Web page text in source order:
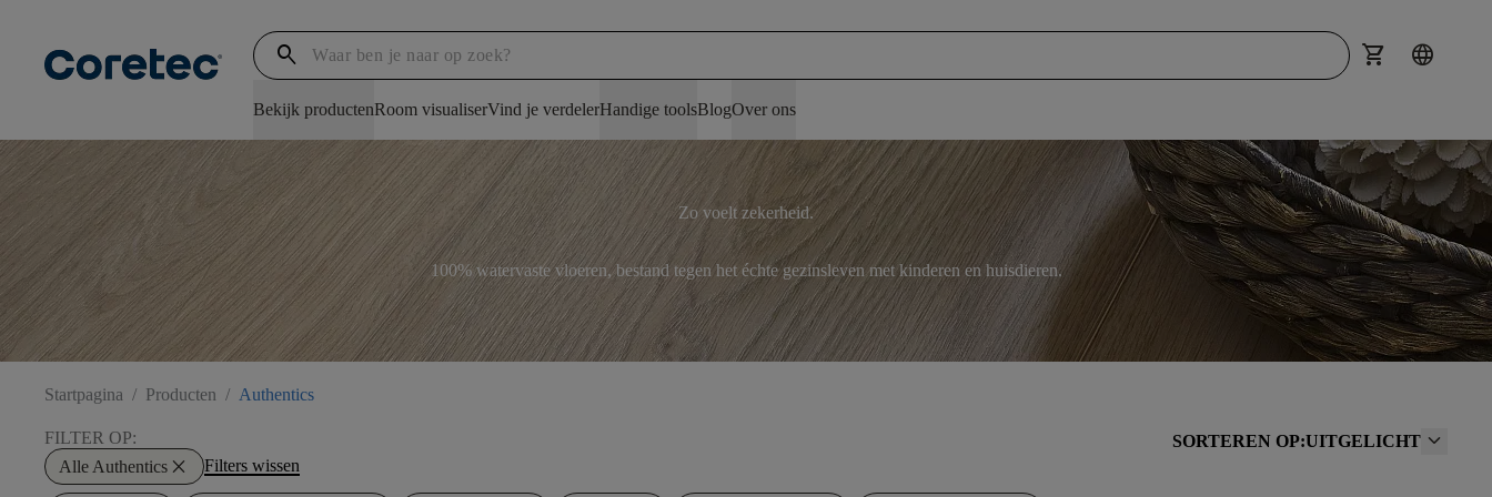
search shopping_cart language
Bekijk productenRoom visualiserVind je verdelerHandige toolsBlogOver ons
Zo voelt zekerheid.
100% watervaste vloeren, bestand tegen het échte gezinsleven met kinderen en huisdieren.
Startpagina / Producten / Authentics
FILTER OP:
Alle Authentics close Filters wissen
SORTEREN OP:UITGELICHT